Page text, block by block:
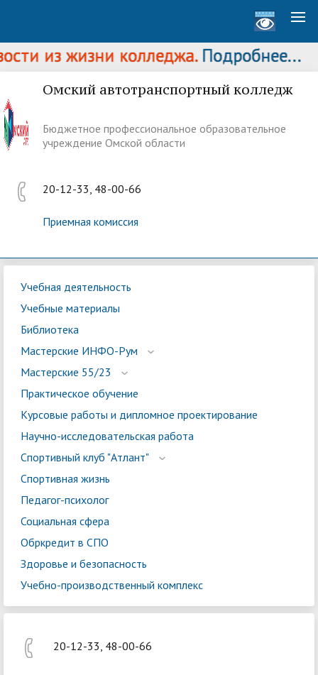
из жизни колледжа.Подробнее...
Омский автотранспортный колледж
Бюджетное профессиональное образовательное
учреждение Омской области
20-12-33, 48-00-66
Приемная комиссия
Учебная деятельность
Учебные материалы
Библиотека
Мастерские ИНФО-Рум
Мастерские 55/23
Практическое обучение
Курсовые работы и дипломное проектирование
Научно-исследовательская работа
Спортивный клуб "Атлант"
Спортивная жизнь
Педагог-психолог
Социальная сфера
Обркредит в СПО
Здоровье и безопасность
Учебно-производственный комплекс
20-12-33, 48-00-66